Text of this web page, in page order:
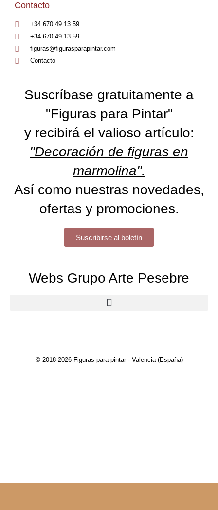
Contacto
+34 670 49 13 59
+34 670 49 13 59
figuras@figurasparapintar.com
Contacto
Suscríbase gratuitamente a
"Figuras para Pintar"
y recibirá el valioso artículo:
"Decoración de figuras en
marmolina".
Así como nuestras novedades,
ofertas y promociones.
Suscribirse al boletín
Webs Grupo Arte Pesebre
© 2018-2026 Figuras para pintar - Valencia (España)